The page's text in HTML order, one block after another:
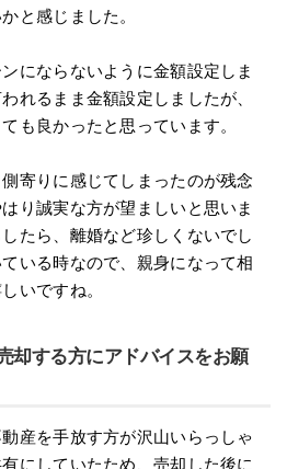
と感じました。
にならないように金額設定しま
れるまま金額設定しましたが、
も良かったと思っています。
寄りに感じてしまったのが残念
り誠実な方が望ましいと思いま
たら、離婚など珍しくないでし
いる時なので、親身になって相
いですね。
却する方にアドバイスをお願
産を手放す方が沢山いらっしゃ
にしていたため、売却した後に